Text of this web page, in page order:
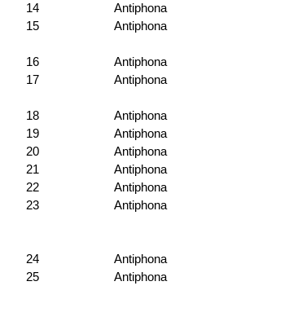
14
Antiphona
15
Antiphona
16
Antiphona
17
Antiphona
18
Antiphona
19
Antiphona
20
Antiphona
21
Antiphona
22
Antiphona
23
Antiphona
24
Antiphona
25
Antiphona